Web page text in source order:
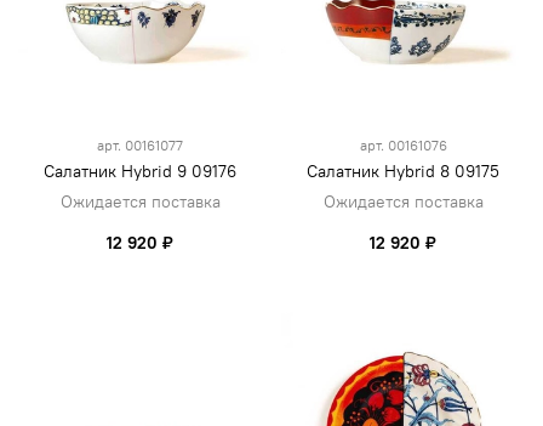
арт. 00161077
Салатник Hybrid 9 09176
Ожидается поставка
12 920 ₽
арт. 00161076
Салатник Hybrid 8 09175
Ожидается поставка
12 920 ₽